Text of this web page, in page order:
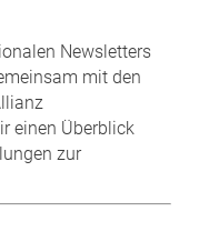
Newsletters
mit den
einen Überblick
zur